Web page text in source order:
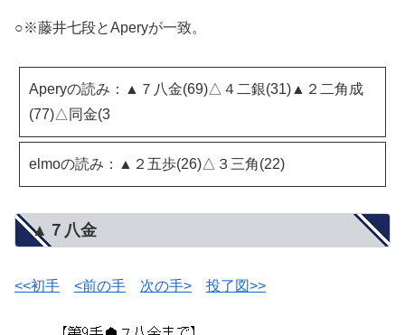
○※藤井七段とAperyが一致。
Aperyの読み：▲７八金(69)△４二銀(31)▲２二角成
(77)△同金(3
elmoの読み：▲２五歩(26)△３三角(22)
▲７八金
<<初手 <前の手 次の手> 投了図>>